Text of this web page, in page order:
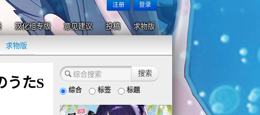
注册 登录
汉化组专版 意见建议 投稿 求物版
求物版
うたS
综合 标签 标题